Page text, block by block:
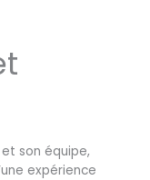
son équipe,
expérience